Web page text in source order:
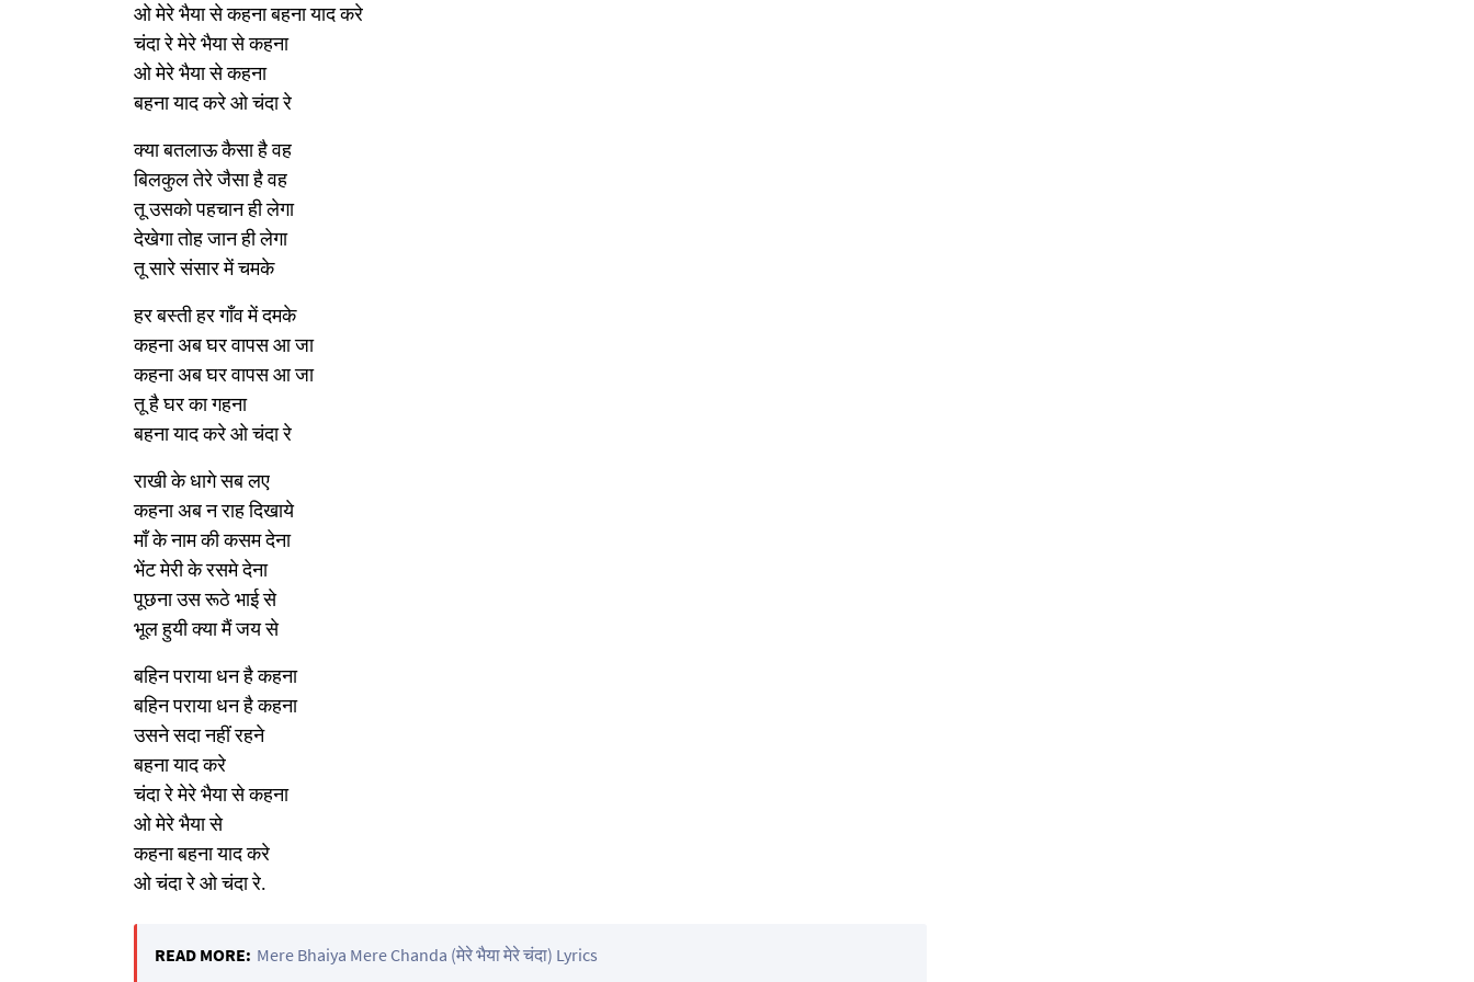
ओ मेरे भैया से कहना बहना याद करे
चंदा रे मेरे भैया से कहना
ओ मेरे भैया से कहना
बहना याद करे ओ चंदा रे
क्या बतलाऊ कैसा है वह
बिलकुल तेरे जैसा है वह
तू उसको पहचान ही लेगा
देखेगा तोह जान ही लेगा
तू सारे संसार में चमके
हर बस्ती हर गाँव में दमके
कहना अब घर वापस आ जा
कहना अब घर वापस आ जा
तू है घर का गहना
बहना याद करे ओ चंदा रे
राखी के धागे सब लए
कहना अब न राह दिखाये
माँ के नाम की कसम देना
भेंट मेरी के रसमे देना
पूछना उस रूठे भाई से
भूल हुयी क्या मैं जय से
बहिन पराया धन है कहना
बहिन पराया धन है कहना
उसने सदा नहीं रहने
बहना याद करे
चंदा रे मेरे भैया से कहना
ओ मेरे भैया से
कहना बहना याद करे
ओ चंदा रे ओ चंदा रे.
READ MORE: Mere Bhaiya Mere Chanda (मेरे भैया मेरे चंदा) Lyrics